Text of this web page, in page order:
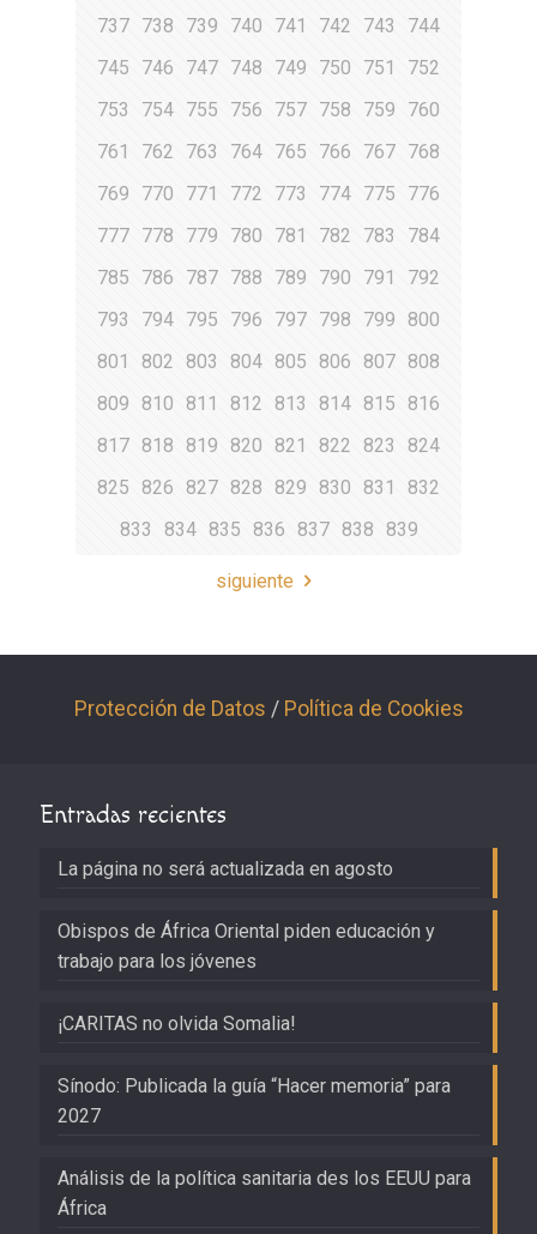
737 738 739 740 741 742 743
744
745
746 747 748 749 750 751
752
753
754 755 756 757 758 759
760
761
762 763 764 765 766 767 768
769
770 771 772 773 774 775
776
777 778 779 780 781 782 783
784
785
786 787 788 789 790 791
792
793
794 795 796 797 798 799
800
801
802 803 804 805 806 807 808
809
810 811 812 813 814 815
816
817 818 819 820 821 822 823
824
825
826 827 828 829 830 831
832
833
834 835 836 837 838 839
siguiente
Protección de Datos / Política de Cookies
Entradas recientes
La página no será actualizada en agosto
Obispos de África Oriental piden educación y
trabajo para los jóvenes
¡CARITAS no olvida Somalia!
Sínodo: Publicada la guía “Hacer memoria” para
2027
Análisis de la política sanitaria des los EEUU para
África